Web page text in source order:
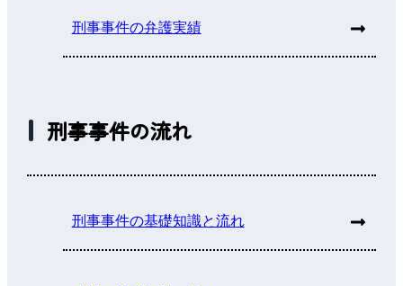
刑事事件の弁護実績
刑事事件の流れ
刑事事件の基礎知識と流れ